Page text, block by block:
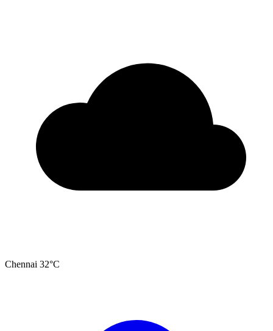
Chennai 32°C